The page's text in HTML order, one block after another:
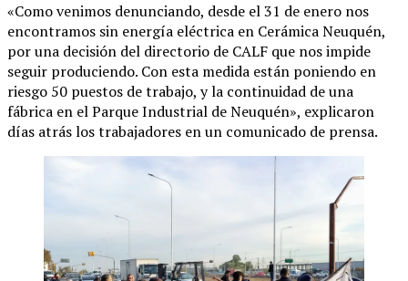
«Como venimos denunciando, desde el 31 de enero nos
encontramos sin energía eléctrica en Cerámica Neuquén,
por una decisión del directorio de CALF que nos impide
seguir produciendo. Con esta medida están poniendo en
riesgo 50 puestos de trabajo, y la continuidad de una
fábrica en el Parque Industrial de Neuquén», explicaron
días atrás los trabajadores en un comunicado de prensa.